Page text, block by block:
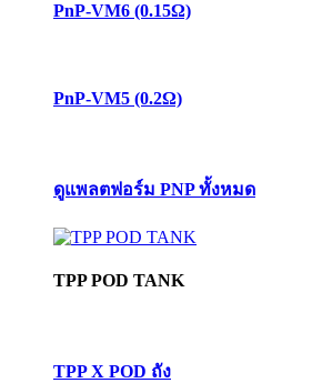
PnP-VM6 (0.15Ω)
PnP-VM5 (0.2Ω)
ดูแพลตฟอร์ม PNP ทั้งหมด
TPP POD TANK
TPP X POD ถัง